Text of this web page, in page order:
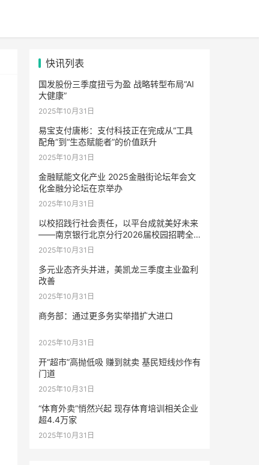
快讯列表
国发股份三季度扭亏为盈 战略转型布局“AI
大健康”
2025年10月31日
易宝支付唐彬：支付科技正在完成从“工具
配角”到“生态赋能者”的价值跃升
2025年10月31日
金融赋能文化产业 2025金融街论坛年会文
化金融分论坛在京举办
2025年10月31日
以校招践行社会责任，以平台成就美好未来
——南京银行北京分行2026届校园招聘全
面启动
2025年10月31日
多元业态齐头并进，美凯龙三季度主业盈利
改善
2025年10月31日
商务部：通过更多务实举措扩大进口
2025年10月31日
开“超市”高抛低吸 赚到就卖 基民短线炒作有
门道
2025年10月31日
“体育外卖”悄然兴起 现存体育培训相关企业
超4.4万家
2025年10月31日